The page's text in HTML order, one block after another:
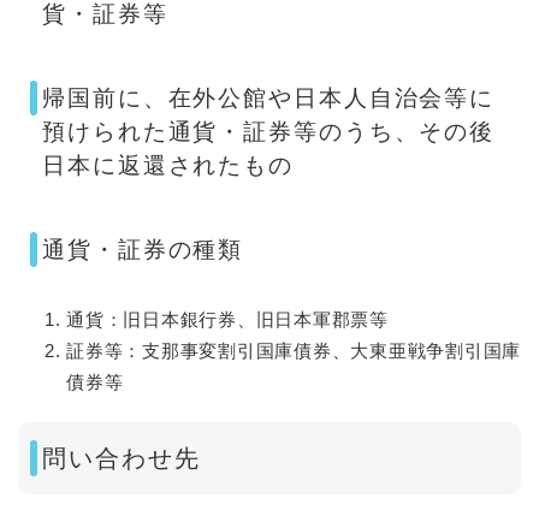
貨・証券等
帰国前に、在外公館や日本人自治会等に
預けられた通貨・証券等のうち、その後
日本に返還されたもの
通貨・証券の種類
通貨：旧日本銀行券、旧日本軍郡票等
証券等：支那事変割引国庫債券、大東亜戦争割引国庫
債券等
問い合わせ先